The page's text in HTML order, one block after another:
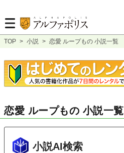
TOP > 小説 > 恋愛 ループもの 小説一覧
恋愛 ループもの 小説一覧
小説AI検索